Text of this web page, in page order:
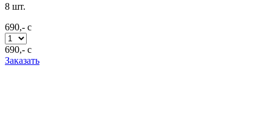
8 шт.
690,- c
690,- c
Заказать